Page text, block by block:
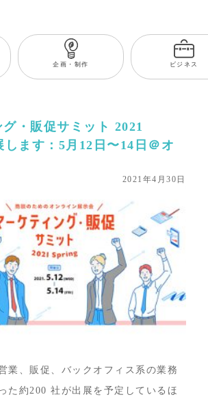
企画・制作 ビジネス
・販促サミット 2021
ます：5月12日〜14日＠オ
2021年4月30日
業、販促、バックオフィス系の業務
た約200 社が出展を予定しているほ